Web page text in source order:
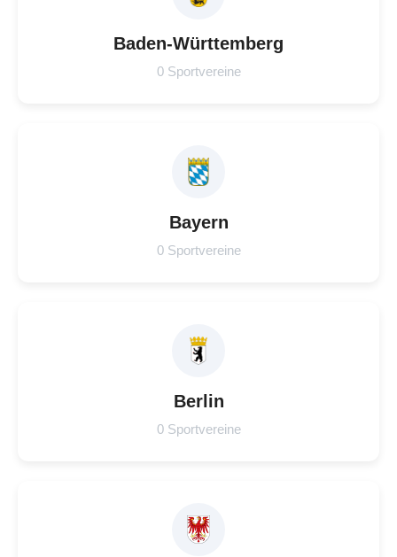
Baden-Württemberg
0 Sportvereine
Bayern
0 Sportvereine
Berlin
0 Sportvereine